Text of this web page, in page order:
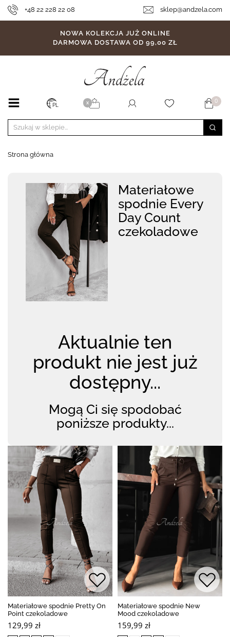
+48 22 228 22 08 sklep@andzela.com
NOWA KOLEKCJA JUŻ ONLINE
DARMOWA DOSTAWA OD 99,00 ZŁ
PL X 0
Strona główna
Materiałowe
spodnie Every
Day Count
czekoladowe
Aktualnie ten
produkt nie jest już
dostępny...
Mogą Ci się spodobać
poniższe produkty...
Materiałowe spodnie Pretty On
Point czekoladowe
129,99 zł
Materiałowe spodnie New
Mood czekoladowe
159,99 zł